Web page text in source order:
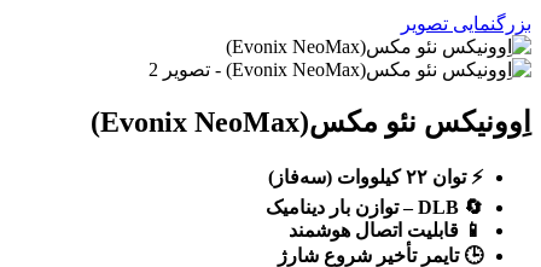
بزرگنمایی تصویر
اِوونیکس نئو مکس(Evonix NeoMax)
⚡ توان ۲۲کیلووات (سه‌فاز)
🔄
توازن بار دینامیک
📱 قابلیت اتصال هوشمند
🕒 تایمر تأخیر شروع شارژ